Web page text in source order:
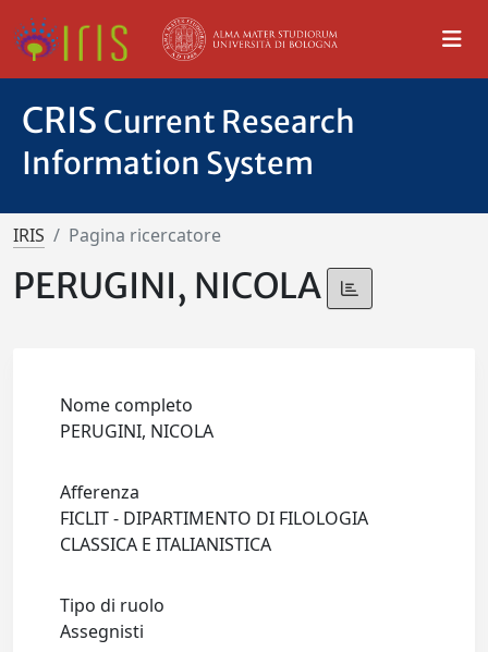
CRIS Current Research
Information System
IRIS Pagina ricercatore
PERUGINI, NICOLA
Nome completo
PERUGINI, NICOLA
Afferenza
FICLIT - DIPARTIMENTO DI FILOLOGIA
CLASSICA E ITALIANISTICA
Tipo di ruolo
Assegnisti